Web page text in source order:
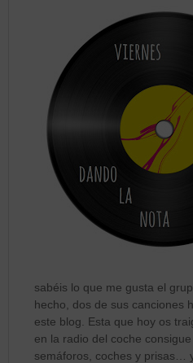
sabéis lo que me gusta el
hecho, dos de sus canciones
este blog. Esta que hoy os
en la radio del coche
semáforos, coches y prisas…